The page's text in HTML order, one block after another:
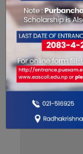
यो खबर
0